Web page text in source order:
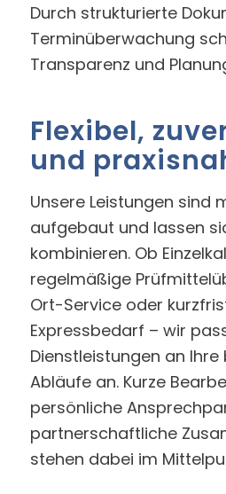
Durch strukturierte
Terminüberwachung
Transparenz und
Flexibel,
und
Unsere Leistungen sind
aufgebaut und lassen
kombinieren. Ob
regelmäßige
Ort-Service oder
Expressbedarf – wir
Dienstleistungen an
Abläufe an. Kurze
persönliche
partnerschaftliche
stehen dabei im